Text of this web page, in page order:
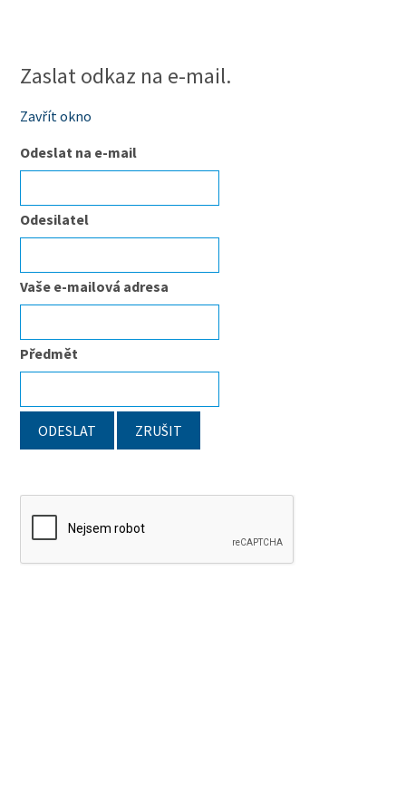
Zaslat odkaz na e-mail.
Zavřít okno
Odeslat na e-mail
Odesilatel
Vaše e-mailová adresa
Předmět
ODESLAT ZRUŠIT